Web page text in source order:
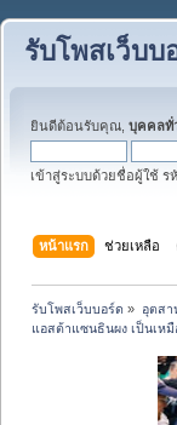
รับโพสเว็บบ
ยินดีต้อนรับคุณ, บุคคลทั่
เข้าสู่ระบบด้วยชื่อผู้ใช้ ร
หน้าแรก ช่วยเหลือ
รับโพสเว็บบอร์ด » อุตสา
แอสต้าแซนธินผง เป็นเห